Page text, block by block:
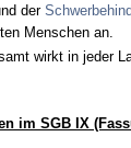
der
Menschen an.
wirkt in jeder
im SGB IX